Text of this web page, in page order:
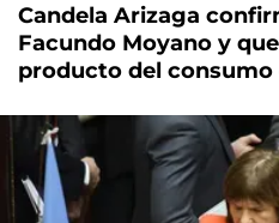
Candela Arizaga
Facundo Moyano y
producto del consumo